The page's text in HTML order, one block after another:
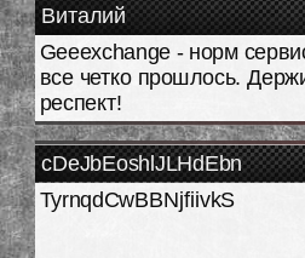
Виталий
Geeexchange - норм
все четко прошлось.
респект!
cDeJbEoshlJLHdEbn
TyrnqdCwBBNjfiivkS